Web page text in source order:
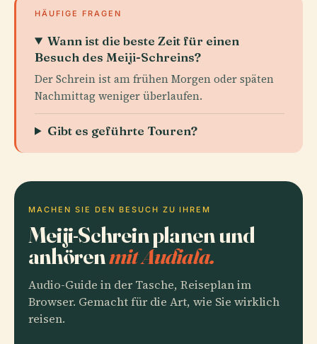
HÄUFIGE FRAGEN
Wann ist die beste Zeit für einen
Besuch des Meiji-Schreins?
Der Schrein ist am frühen Morgen oder späten
Nachmittag weniger überlaufen.
Gibt es geführte Touren?
MACHEN SIE DEN BESUCH ZU IHREM
Meiji-Schrein planen und
anhörenmit Audiala.
Audio-Guide in der Tasche, Reiseplan im
Browser. Gemacht für die Art, wie Sie wirklich
reisen.